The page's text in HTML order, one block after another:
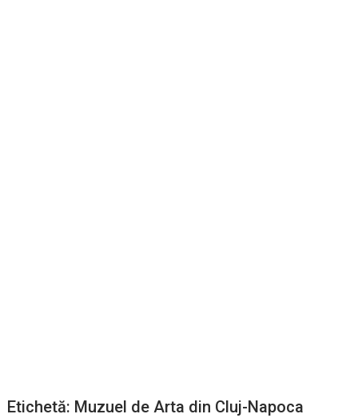
Etichetă: Muzuel de Arta din Cluj-Napoca